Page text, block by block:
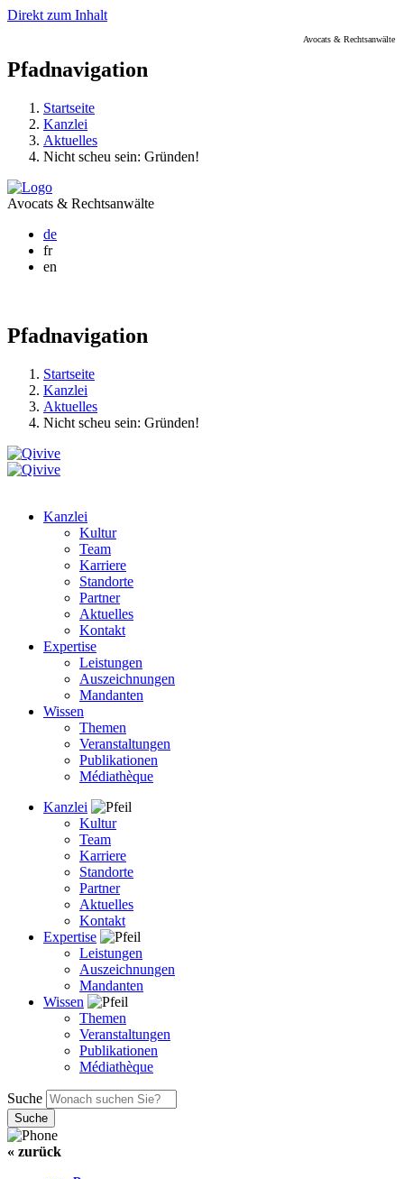
Direkt zum Inhalt
Avocats & Rechtsanwälte
Pfadnavigation
Startseite
Kanzlei
Aktuelles
Nicht scheu sein: Gründen!
Avocats & Rechtsanwälte
de
fr
en
Pfadnavigation
Startseite
Kanzlei
Aktuelles
Nicht scheu sein: Gründen!
Kanzlei
Kultur
Team
Karriere
Standorte
Partner
Aktuelles
Kontakt
Expertise
Leistungen
Auszeichnungen
Mandanten
Wissen
Themen
Veranstaltungen
Publikationen
Médiathèque
Kanzlei
Kultur
Team
Karriere
Standorte
Partner
Aktuelles
Kontakt
Expertise
Leistungen
Auszeichnungen
Mandanten
Wissen
Themen
Veranstaltungen
Publikationen
Médiathèque
Suche
« zurück